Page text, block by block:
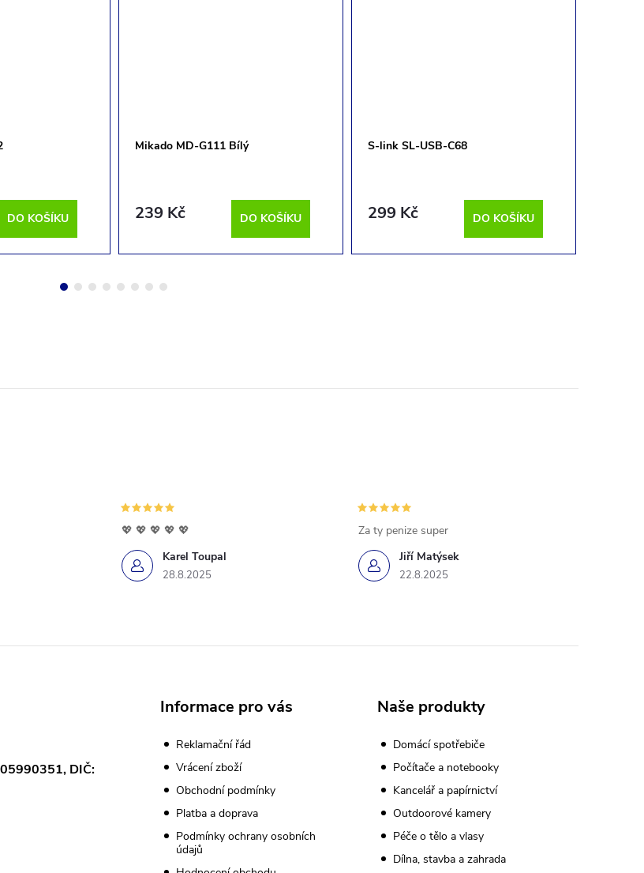
DO KOŠÍKU
Mikado MD-G111 Bílý
239 Kč DO KOŠÍKU
S-link SL-USB-C68
299 Kč DO KOŠÍKU
Karel Toupal
28.8.2025
💖 💖 💖 💖 💖
Jiří Matýsek
22.8.2025
Za ty penize super
DIČ:
Informace pro vás
Reklamační řád
Vrácení zboží
Obchodní podmínky
Platba a doprava
Podmínky ochrany osobních
údajů
Naše produkty
Domácí spotřebiče
Počítače a notebooky
Kancelář a papírnictví
Outdoorové kamery
Péče o tělo a vlasy
Dílna, stavba a zahrada